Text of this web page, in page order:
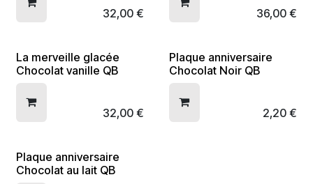
32,00 € 36,00 €
La merveille glacée
Chocolat vanille QB
32,00 €
Plaque anniversaire
Chocolat Noir QB
2,20 €
Plaque anniversaire
Chocolat au lait QB